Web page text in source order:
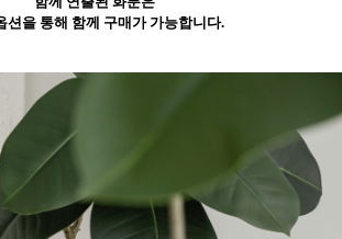
션을 통해 함께 구매가 가능합니다.